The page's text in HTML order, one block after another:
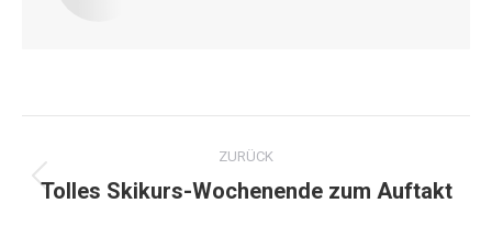
Kommentarnavigation
ZURÜCK
Vorheriger
Tolles Skikurs-Wochenende zum Auftakt